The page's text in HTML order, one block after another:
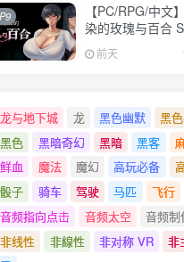
【PC/RPG/中文
染的玫瑰与百合
Roses & Lilies
Build.24334183
前天
龙与地下城 龙 黑色幽默
黑
黑色
黑暗奇幻 黑暗 黑客
鲜血
魔法 魔幻 高玩必备
骰子
骑车 驾驶 马匹 飞行
音频指向点击
音频太空 音频制
非线性
非線性 非对称 VR
非